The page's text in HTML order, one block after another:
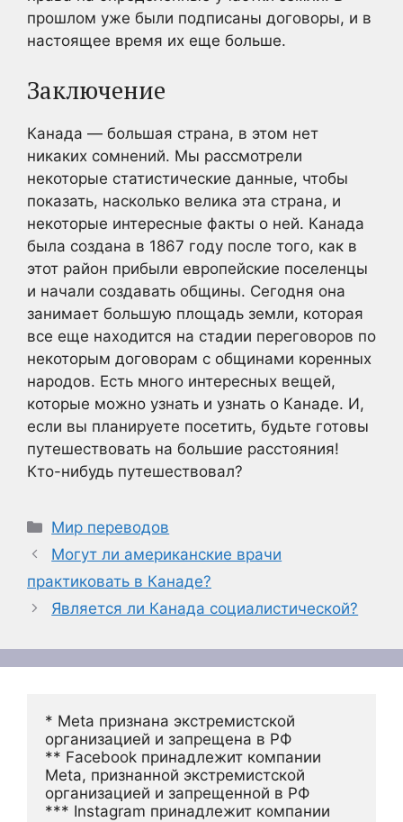
прошлом уже были подписаны договоры, и в
настоящее время их еще больше.
Заключение
Канада — большая страна, в этом нет
никаких сомнений. Мы рассмотрели
некоторые статистические данные, чтобы
показать, насколько велика эта страна, и
некоторые интересные факты о ней. Канада
была создана в 1867 году после того, как в
этот район прибыли европейские поселенцы
и начали создавать общины. Сегодня она
занимает большую площадь земли, которая
все еще находится на стадии переговоров по
некоторым договорам с общинами коренных
народов. Есть много интересных вещей,
которые можно узнать и узнать о Канаде. И,
если вы планируете посетить, будьте готовы
путешествовать на большие расстояния!
Кто-нибудь путешествовал?
Рубрики
Мир переводов
Могут ли американские врачи
практиковать в Канаде?
Является ли Канада социалистической?
* Meta признана экстремистской
организацией и запрещена в РФ
** Facebook принадлежит компании
Meta, признанной экстремистской
организацией и запрещенной в РФ
*** Instagram принадлежит компании